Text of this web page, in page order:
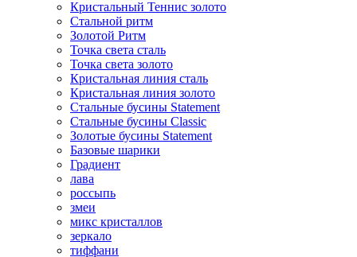
Кристальный Теннис золото
Стальной ритм
Золотой Ритм
Точка света сталь
Точка света золото
Кристальная линия сталь
Кристальная линия золото
Стальные бусины Statement
Стальные бусины Classic
Золотые бусины Statement
Базовые шарики
Градиент
лава
россыпь
змеи
микс кристаллов
зеркало
тиффани